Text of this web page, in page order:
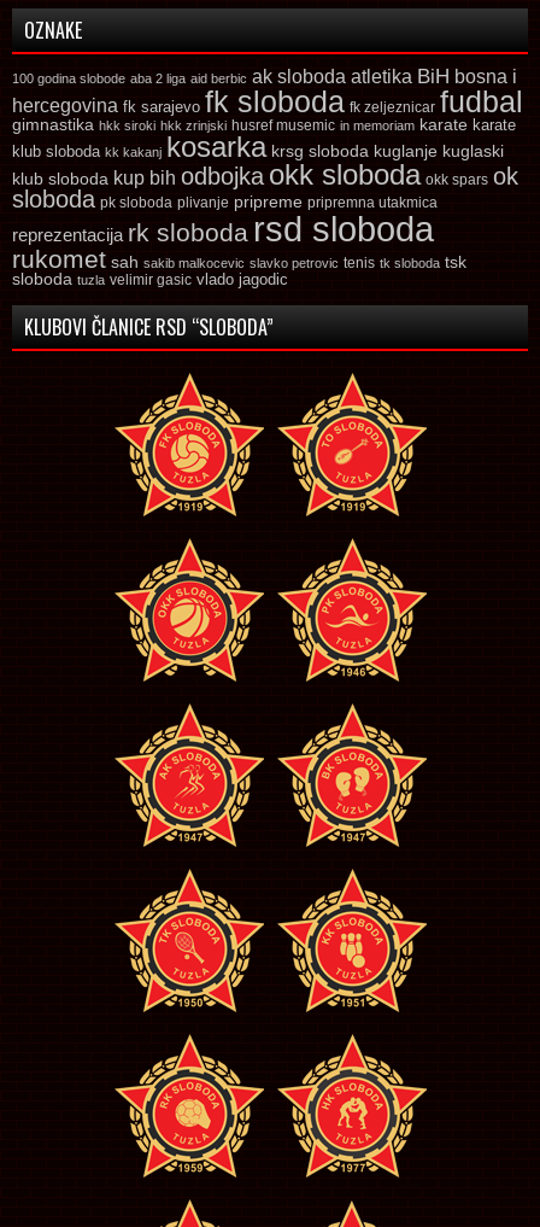
OZNAKE
100 godina slobode aba 2 liga aid berbic ak sloboda atletika BiH bosna i
hercegovina fk sarajevo fk sloboda fk zeljeznicar fudbal
gimnastika hkk siroki hkk zrinjski husref musemic in memoriam karate karate
klub sloboda kk kakanj kosarka krsg sloboda kuglanje kuglaski
klub sloboda kup bih odbojka okk sloboda okk spars ok
sloboda pk sloboda plivanje pripreme pripremna utakmica
reprezentacija rk sloboda rsd sloboda
rukomet sah sakib malkocevic slavko petrovic tenis tk sloboda tsk
sloboda tuzla velimir gasic vlado jagodic
KLUBOVI ČLANICE RSD “SLOBODA”